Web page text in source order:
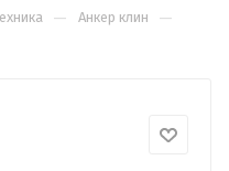
— Анкер клин —